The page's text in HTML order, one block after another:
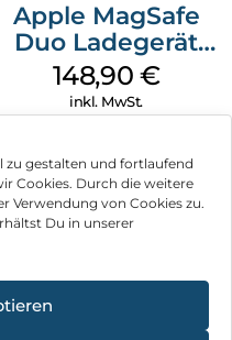
zu gestalten und fortlaufend
Cookies. Durch die weitere
Verwendung von Cookies zu.
Du in unserer
Apple MagSafe
Duo Ladegerät
Weiß
148,90 €
inkl. MwSt.